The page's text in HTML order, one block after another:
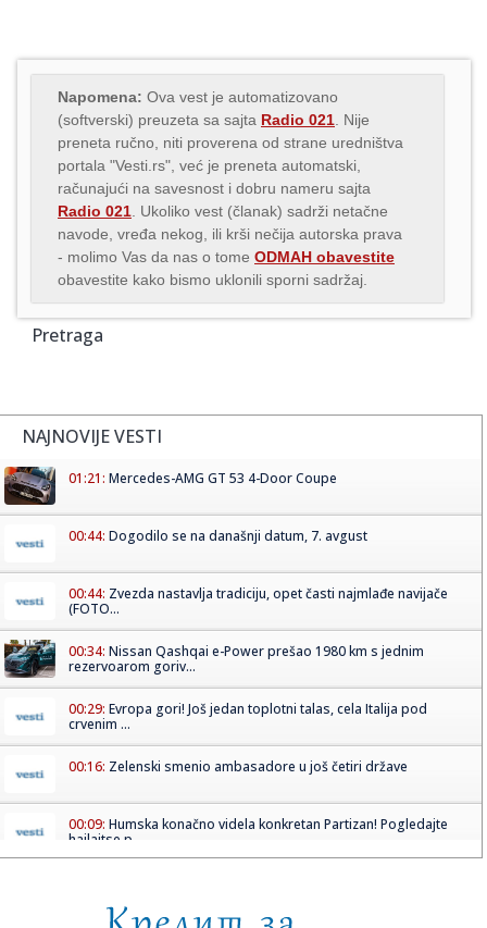
Napomena: Ova vest je automatizovano
(softverski) preuzeta sa sajta Radio 021 . Nije
preneta ručno, niti proverena od strane uredništva
portala "Vesti.rs", već je preneta automatski,
računajući na savesnost i dobru nameru sajta
Radio 021 . Ukoliko vest (članak) sadrži netačne
navode, vređa nekog, ili krši nečija autorska prava
- molimo Vas da nas o tome ODMAH obavestite
obavestite kako bismo uklonili sporni sadržaj.
Pretraga
NAJNOVIJE VESTI
01:21: Mercedes-AMG GT 53 4-Door Coupe
00:44: Dogodilo se na današnji datum, 7. avgust
00:44: Zvezda nastavlja tradiciju, opet časti najmlađe navijače
(FOTO...
00:34: Nissan Qashqai e-Power prešao 1980 km s jednim
rezervoarom goriv...
00:29: Evropa gori! Još jedan toplotni talas, cela Italija pod
crvenim ...
00:16: Zelenski smenio ambasadore u još četiri države
00:09: Humska konačno videla konkretan Partizan! Pogledajte
hajlajtse p...